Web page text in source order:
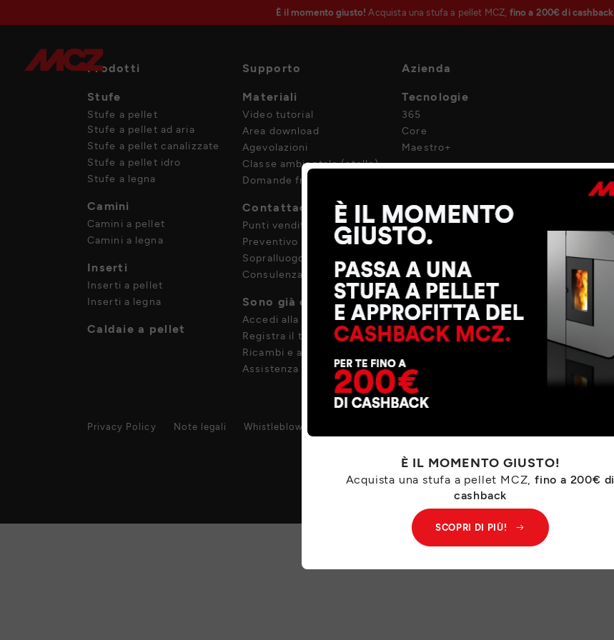
È il momento giusto! Acquista una stufa a pellet MCZ, fino a 200€ di cashback
Prodotti
Stufe
Stufe a pellet
Stufe a pellet ad aria
Stufe a pellet canalizzate
Stufe a pellet idro
Stufe a legna
Camini
Camini a pellet
Camini a legna
Inserti
Inserti a pellet
Inserti a legna
Caldaie a pellet
Supporto
Materiali
Video tutorial
Area download
Agevolazioni
Classe ambientale (stelle)
Domande frequenti
Contattaci
Punti vendita
Preventivo
Sopralluogo
Consulenza
Sono già cliente
Accedi alla tua area
Registra il tuo prodotto
Ricambi e accessori
Assistenza post-vendita
Azienda
Tecnologie
365
Core
Maestro+
Career
MCZ Group
Area riservata B2B
Privacy Policy Note legali Whistleblowing
È IL MOMENTO GIUSTO!
Acquista una stufa a pellet MCZ, fino a 200€ di
cashback
SCOPRI DI PIÙ!